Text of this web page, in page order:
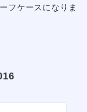
フケースになりま